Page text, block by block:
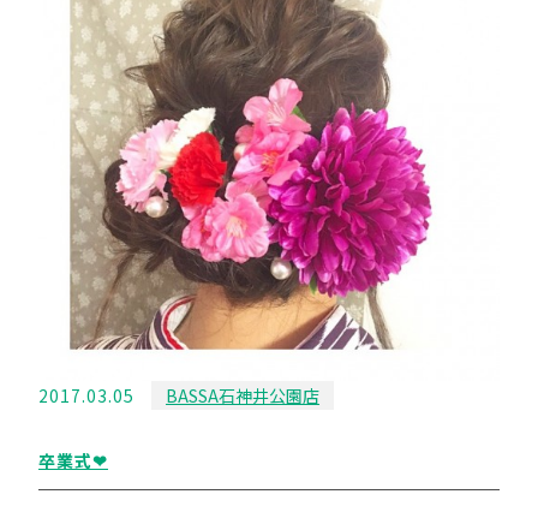
2017.03.05 BASSA石神井公園店
卒業式❤︎